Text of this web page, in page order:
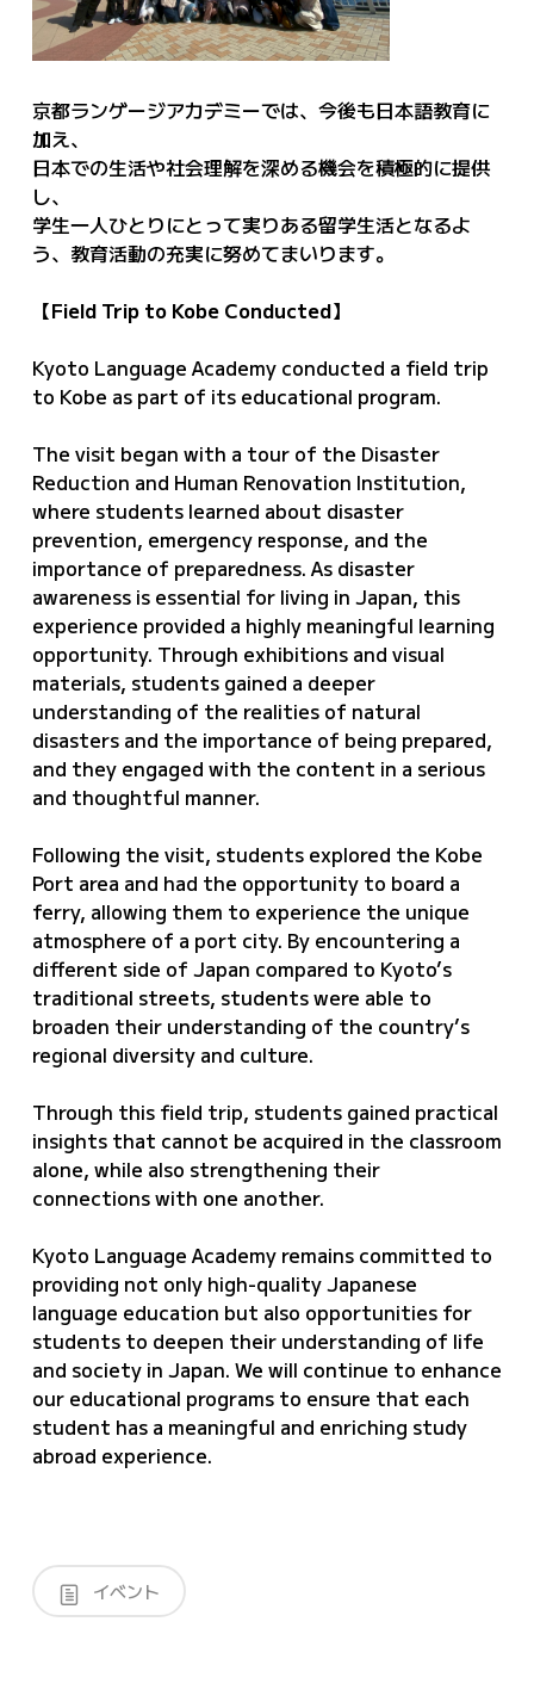
京都ランゲージアカデミーでは、今後も日本語教育に
加え、
日本での生活や社会理解を深める機会を積極的に提供
し、
学生一人ひとりにとって実りある留学生活となるよ
う、教育活動の充実に努めてまいります。
【Field Trip to Kobe Conducted】
Kyoto Language Academy conducted a field trip
to Kobe as part of its educational program.
The visit began with a tour of the Disaster
Reduction and Human Renovation Institution,
where students learned about disaster
prevention, emergency response, and the
importance of preparedness. As disaster
awareness is essential for living in Japan, this
experience provided a highly meaningful learning
opportunity. Through exhibitions and visual
materials, students gained a deeper
understanding of the realities of natural
disasters and the importance of being prepared,
and they engaged with the content in a serious
and thoughtful manner.
Following the visit, students explored the Kobe
Port area and had the opportunity to board a
ferry, allowing them to experience the unique
atmosphere of a port city. By encountering a
different side of Japan compared to Kyoto’s
traditional streets, students were able to
broaden their understanding of the country’s
regional diversity and culture.
Through this field trip, students gained practical
insights that cannot be acquired in the classroom
alone, while also strengthening their
connections with one another.
Kyoto Language Academy remains committed to
providing not only high-quality Japanese
language education but also opportunities for
students to deepen their understanding of life
and society in Japan. We will continue to enhance
our educational programs to ensure that each
student has a meaningful and enriching study
abroad experience.
イベント